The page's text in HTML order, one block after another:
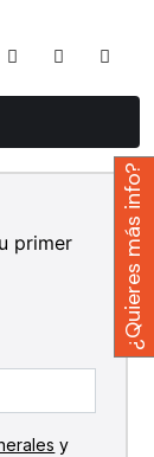
primer
¿Quieres más info?